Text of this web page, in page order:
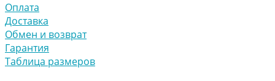
Оплата
Доставка
Обмен и возврат
Гарантия
Таблица размеров